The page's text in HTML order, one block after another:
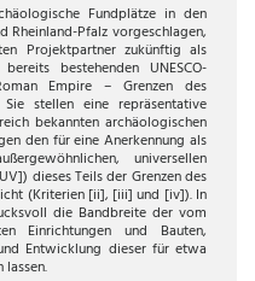
Fundplätze in den
Rheinland-Pfalz vorgeschlagen,
Projektpartner zukünftig als
bestehenden UNESCO-
Empire – Grenzen des
stellen eine repräsentative
bekannten archäologischen
den für eine Anerkennung als
universellen
dieses Teils der Grenzen des
(Kriterien [ii], [iii] und [iv]). In
die Bandbreite der vom
Einrichtungen und Bauten,
Entwicklung dieser für etwa
lassen.